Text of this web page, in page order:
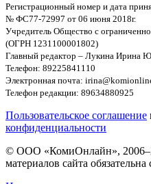
Регистрационный номер и дата
№ ФС77-72997 от 06 июня 2018г.
Учредитель Общество с
(ОГРН 1231100001802)
Главный редактор – Лукина Ирина
Телефон: 89225841110
Электронная почта:
Телефон редакции: 89634880925
Пользовательское соглашение
конфиденциальности
© ООО «КомиОнлайн»,
материалов сайта